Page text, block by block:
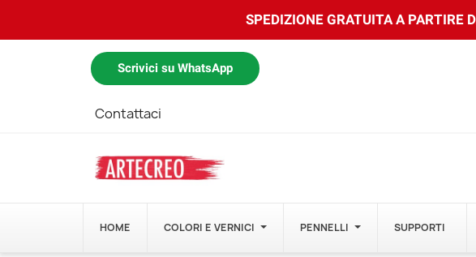
SPEDIZIONE GRATUITA A PARTIRE
Scrivici su WhatsApp
Contattaci
HOME COLORI E VERNICI PENNELLI SUPPORTI